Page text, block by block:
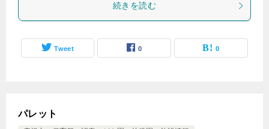
続きを読む
Tweet 0 0
パレット